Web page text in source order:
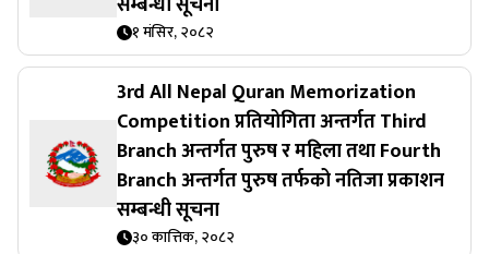
१ मंसिर, २०८२
3rd All Nepal Quran Memorization
Competition प्रतियोगिता अन्तर्गत Third
Branch अन्तर्गत पुरुष र महिला तथा Fourth
Branch अन्तर्गत पुरुष तर्फको नतिजा प्रकाशन
सम्बन्धी सूचना
३० कात्तिक, २०८२